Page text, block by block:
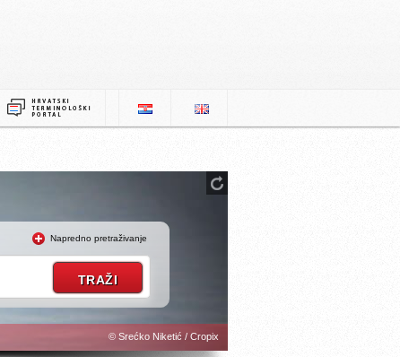
Napredno pretraživanje
© Srećko Niketić / Cropix